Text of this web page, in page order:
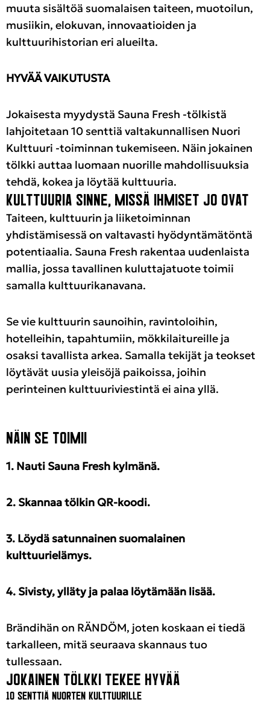
muuta sisältöä suomalaisen taiteen, muotoilun,
musiikin, elokuvan, innovaatioiden ja
kulttuurihistorian eri alueilta.
HYVÄÄ VAIKUTUSTA
Jokaisesta myydystä Sauna Fresh -tölkistä
lahjoitetaan 10 senttiä valtakunnallisen Nuori
Kulttuuri -toiminnan tukemiseen. Näin jokainen
tölkki auttaa luomaan nuorille mahdollisuuksia
tehdä, kokea ja löytää kulttuuria.
KULTTUURIA SINNE, MISSÄ IHMISET JO OVAT
Taiteen, kulttuurin ja liiketoiminnan
yhdistämisessä on valtavasti hyödyntämätöntä
potentiaalia. Sauna Fresh rakentaa uudenlaista
mallia, jossa tavallinen kuluttajatuote toimii
samalla kulttuurikanavana.
Se vie kulttuurin saunoihin, ravintoloihin,
hotelleihin, tapahtumiin, mökkilaitureille ja
osaksi tavallista arkea. Samalla tekijät ja teokset
löytävät uusia yleisöjä paikoissa, joihin
perinteinen kulttuuriviestintä ei aina yllä.
NÄIN SE TOIMII
1. Nauti Sauna Fresh kylmänä.
2. Skannaa tölkin QR-koodi.
3. Löydä satunnainen suomalainen
kulttuurielämys.
4. Sivisty, ylläty ja palaa löytämään lisää.
Brändihän on RÄNDÖM, joten koskaan ei tiedä
tarkalleen, mitä seuraava skannaus tuo
tullessaan.
JOKAINEN TÖLKKI TEKEE HYVÄÄ
10 SENTTIÄ NUORTEN KULTTUURILLE